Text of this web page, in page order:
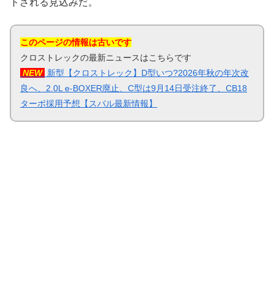
このページの情報は古いです
クロストレックの最新ニュースはこちらです
NEW 新型【クロストレック】D型いつ?2026年秋の年次改
良へ、2.0L e-BOXER廃止、C型は9月14日受注終了、CB18
ターボ採用予想【スバル最新情報】